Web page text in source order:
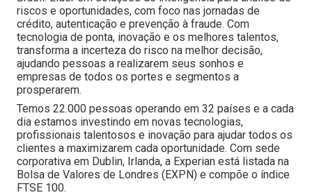
riscos e oportunidades, com foco nas jornadas de
crédito, autenticação e prevenção à fraude. Com
tecnologia de ponta, inovação e os melhores talentos,
transforma a incerteza do risco na melhor decisão,
ajudando pessoas a realizarem seus sonhos e
empresas de todos os portes e segmentos a
prosperarem.
Temos 22.000 pessoas operando em 32 países e a cada
dia estamos investindo em novas tecnologias,
profissionais talentosos e inovação para ajudar todos os
clientes a maximizarem cada oportunidade. Com sede
corporativa em Dublin, Irlanda, a Experian está listada na
Bolsa de Valores de Londres (EXPN) e compõe o índice
FTSE 100.